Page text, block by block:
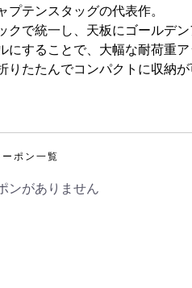
プテンスタッグの代表作。
クで統一し、天板にゴールデ
にすることで、大幅な耐荷重
りたたんでコンパクトに収納が
ーポン一覧
ンがありません